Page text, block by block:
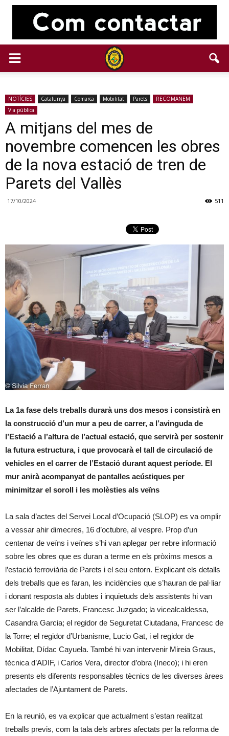
NOTÍCIES Catalunya Comarca Mobilitat Parets
RECOMANEM
Via pública
A mitjans del mes de
novembre comencen les obres
de la nova estació de tren de
Parets del Vallès
17/10/2024 511
La 1a fase dels treballs durarà uns dos mesos i consistirà en
la construcció d’un mur a peu de carrer, a l’avinguda de
l’Estació a l’altura de l’actual estació, que servirà per sostenir
la futura estructura, i que provocarà el tall de circulació de
vehicles en el carrer de l’Estació durant aquest període. El
mur anirà acompanyat de pantalles acústiques per
minimitzar el soroll i les molèsties als veïns
La sala d’actes del Servei Local d’Ocupació (SLOP) es va omplir
a vessar ahir dimecres, 16 d’octubre, al vespre. Prop d’un
centenar de veïns i veïnes s’hi van aplegar per rebre informació
sobre les obres que es duran a terme en els pròxims mesos a
l’estació ferroviària de Parets i el seu entorn. Explicant els detalls
dels treballs que es faran, les incidències que s’hauran de pal·liar
i donant resposta als dubtes i inquietuds dels assistents hi van
ser l’alcalde de Parets, Francesc Juzgado; la vicealcaldessa,
Casandra Garcia; el regidor de Seguretat Ciutadana, Francesc de
la Torre; el regidor d’Urbanisme, Lucio Gat, i el regidor de
Mobilitat, Dídac Cayuela. També hi van intervenir Mireia Graus,
tècnica d’ADIF, i Carlos Vera, director d’obra (Ineco); i hi eren
presents els diferents responsables tècnics de les diverses àrees
afectades de l’Ajuntament de Parets.
En la reunió, es va explicar que actualment s’estan realitzat
treballs previs, com la tala dels arbres afectats per la reforma de